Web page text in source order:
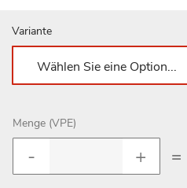
Variante
Menge (VPE)
=